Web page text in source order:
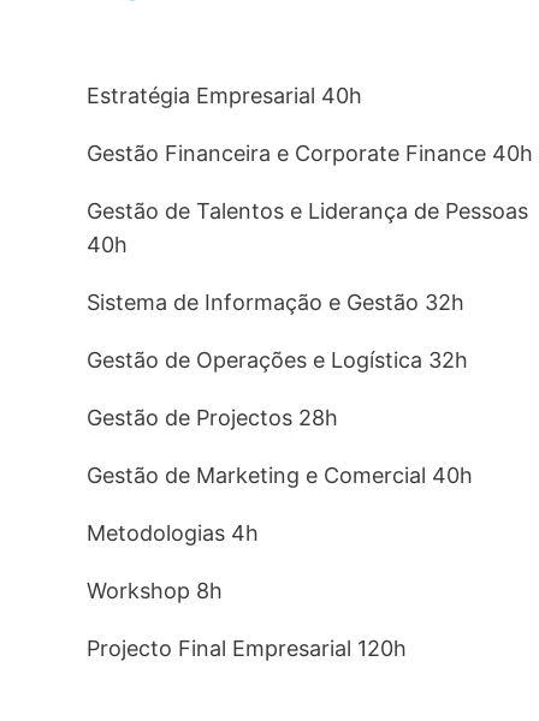
Estratégia Empresarial 40h
Gestão Financeira e Corporate Finance 40h
Gestão de Talentos e Liderança de Pessoas
40h
Sistema de Informação e Gestão 32h
Gestão de Operações e Logística 32h
Gestão de Projectos 28h
Gestão de Marketing e Comercial 40h
Metodologias 4h
Workshop 8h
Projecto Final Empresarial 120h